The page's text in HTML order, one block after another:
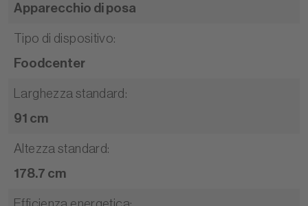
Apparecchio di posa
Tipo di dispositivo:
Foodcenter
Larghezza standard :
91 cm
Altezza standard:
178.7 cm